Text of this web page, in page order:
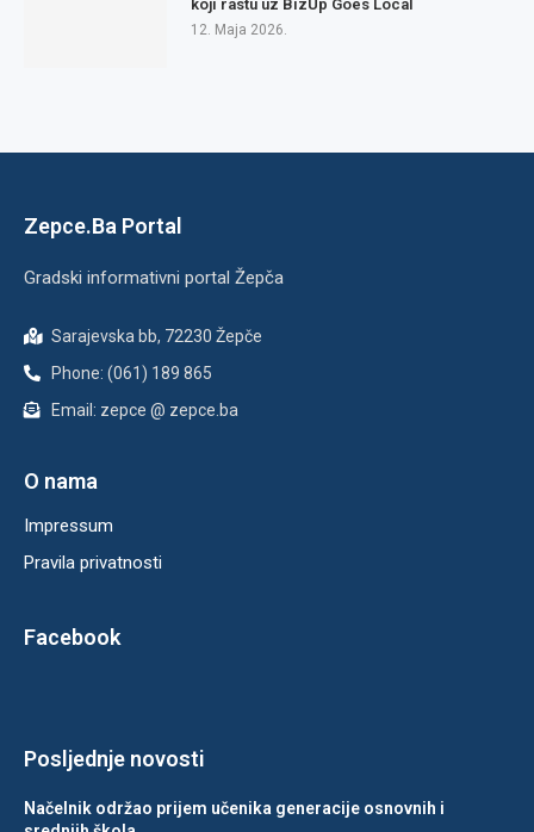
koji rastu uz BizUp Goes Local
12. Maja 2026.
Zepce.Ba Portal
Gradski informativni portal Žepča
Sarajevska bb, 72230 Žepče
Phone: (061) 189 865
Email: zepce @ zepce.ba
O nama
Impressum
Pravila privatnosti
Facebook
Posljednje novosti
Načelnik održao prijem učenika generacije osnovnih i